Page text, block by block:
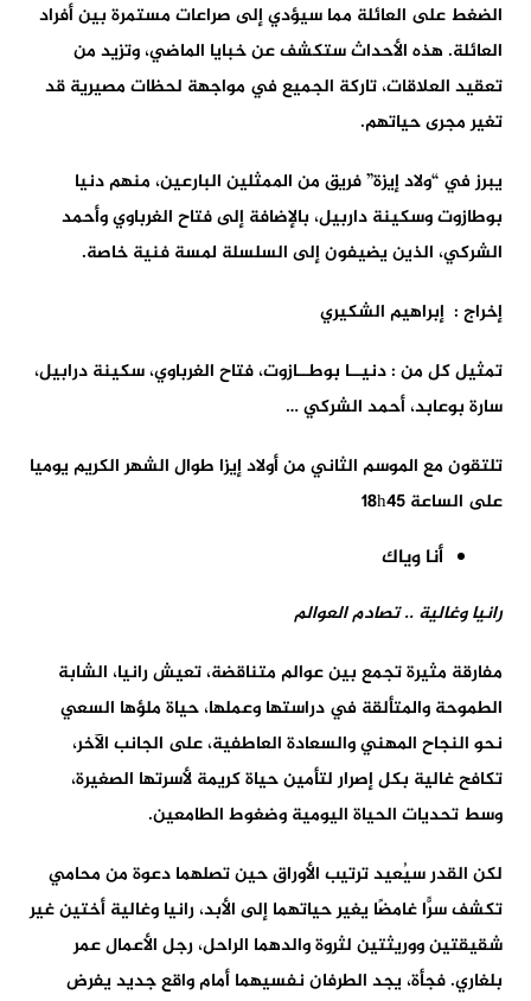
الضغط على العائلة مما سيؤدي إلى صراعات مستمرة بين أفراد
العائلة. هذه الأحداث ستكشف عن خبايا الماضي، وتزيد من
تعقيد العلاقات، تاركة الجميع في مواجهة لحظات مصيرية قد
تغير مجرى حياتهم.
يبرز في “ولاد إيزة” فريق من الممثلين البارعين، منهم دنيا
بوطازوت وسكينة داربيل، بالإضافة إلى فتاح الغرباوي وأحمد
الشركي، الذين يضيفون إلى السلسلة لمسة فنية خاصة.
إخراج : إبراهيم الشكيري
تمثيل كل من : دنيــا بوطــازوت، فتاح الغرباوي، سكينة درابيل،
سارة بوعابد، أحمد الشركي …
تلتقون مع الموسم الثاني من أولاد إيزا طوال الشهر الكريم يوميا
على الساعة 18h45
أنا وياك
رانيا وغالية ..تصادم العوالم
مفارقة مثيرة تجمع بين عوالم متناقضة، تعيش رانيا، الشابة
الطموحة والمتألقة في دراستها وعملها، حياة ملؤها السعي
نحو النجاح المهني والسعادة العاطفية، على الجانب الآخر،
تكافح غالية بكل إصرار لتأمين حياة كريمة لأسرتها الصغيرة،
وسط تحديات الحياة اليومية وضغوط الطامعين.
لكن القدر سيُعيد ترتيب الأوراق حين تصلهما دعوة من محامي
تكشف سرًّا غامضًا يغير حياتهما إلى الأبد، رانيا وغالية أختين غير
شقيقتين ووريثتين لثروة والدهما الراحل، رجل الأعمال عمر
بلغاري. فجأة، يجد الطرفان نفسيهما أمام واقع جديد يفرض